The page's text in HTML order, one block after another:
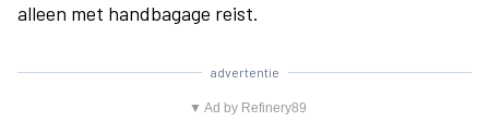
alleen met handbagage reist.
advertentie
▼ Ad by Refinery89